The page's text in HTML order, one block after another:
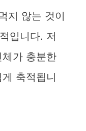
지 않는 것이
입니다. 저
가 충분한
축적됩니